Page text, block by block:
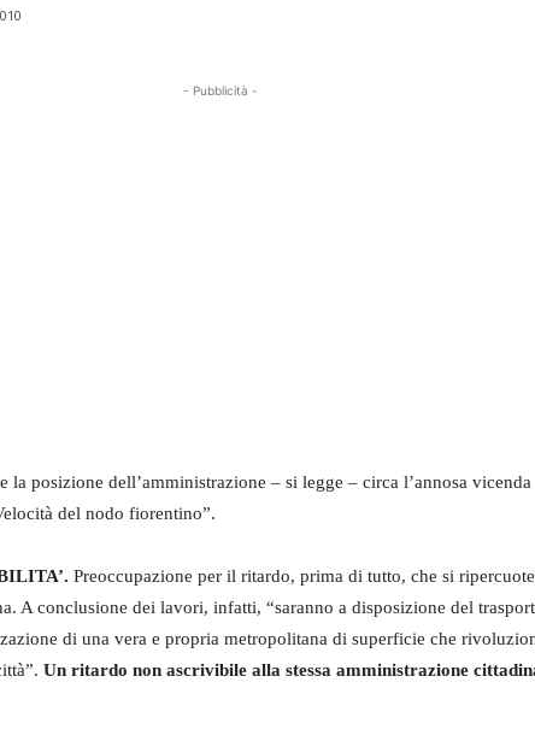
- Pubblicità -
la posizione dell’amministrazione – si legge – circa l’annosa vicenda
del nodo fiorentino”.
Preoccupazione per il ritardo, prima di tutto, che si
A conclusione dei lavori, infatti, “saranno a disposizione del
di una vera e propria metropolitana di superficie che
Un ritardo non ascrivibile alla stessa amministrazione